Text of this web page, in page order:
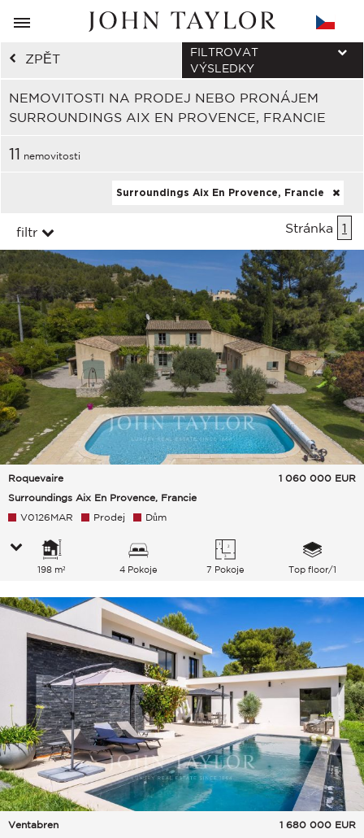
ZPĚT
NEMOVITOSTI NA PRODEJ NEBO PRONÁJEM
SURROUNDINGS AIX EN PROVENCE, FRANCIE
FILTROVAT
VÝSLEDKY
11 nemovitosti
Surroundings Aix En Provence, Francie
filtr Stránka 1
Roquevaire
Surroundings Aix En Provence, Francie
1 060 000 EUR
V0126MAR Prodej Dům
198 m² 4 Pokoje 7 Pokoje Top floor/1
Ventabren
1 680 000 EUR